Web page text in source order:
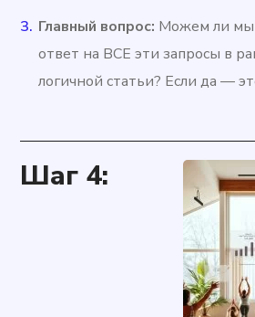
Главный вопрос: Можем ли мы
ответ на ВСЕ эти запросы в
логичной статьи? Если да —
Шаг 4: